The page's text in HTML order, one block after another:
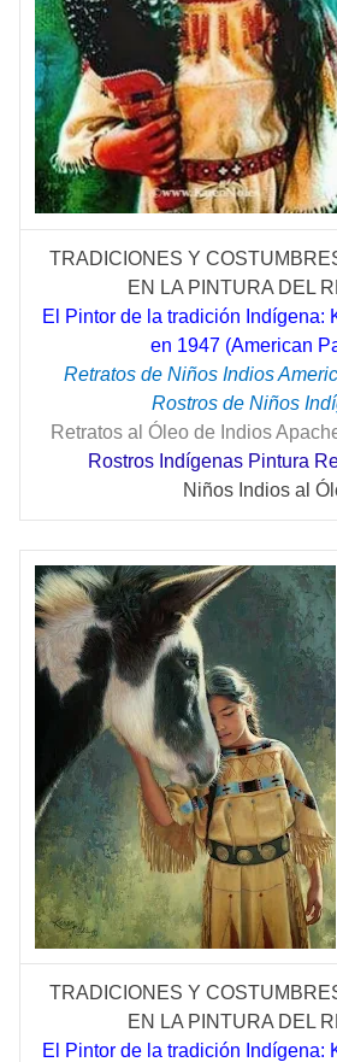
TRADICIONES Y
EN LA PINTURA DEL
El Pintor de la tradición Indígena:
en 1947 (American
Retratos de Niños Indios
Rostros de Niños
Retratos al Óleo de Indios
Rostros Indígenas Pintura
Niños Indios al
TRADICIONES Y
EN LA PINTURA DEL
El Pintor de la tradición Indígena: